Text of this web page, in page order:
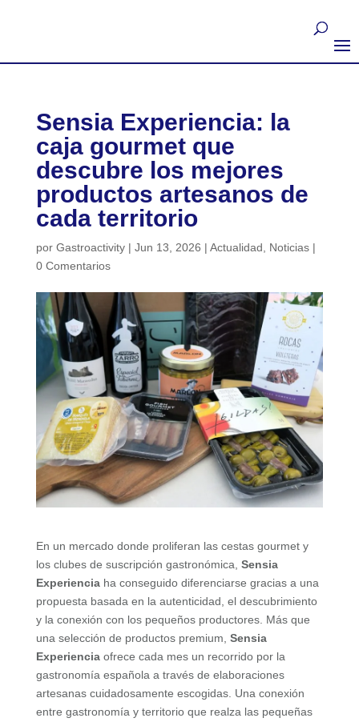
Sensia Experiencia: la
caja gourmet que
descubre los mejores
productos artesanos de
cada territorio
por Gastroactivity| Jun 13, 2026 | Actualidad Noticias|
0 Comentarios
En un mercado donde proliferan las cestas gourmet y
los clubes de suscripción gastronómica, Sensia
Experienciaha conseguido diferenciarse gracias a una
propuesta basada en la autenticidad, el descubrimiento
y la conexión con los pequeños productores. Más que
una selección de productos premium, Sensia
Experienciaofrece cada mes un recorrido por la
gastronomía española a través de elaboraciones
artesanas cuidadosamente escogidas. Una conexión
entre gastronomía y territorio que realza las pequeñas